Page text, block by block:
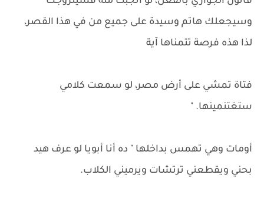
وسيجعلك هاتم وسيدة على جميع من في هذا القصر،
لذا هذه فرصة تتمناها آية
فتاة تمشي على أرض مصر، لو سمعت كلامي
ستغتنمينها. "
أومات وهي تهمس بداخلها " ده أنا أبويا لو عرف هيد
بحني ويقطعني ترتشات ويرميني الكلاب.